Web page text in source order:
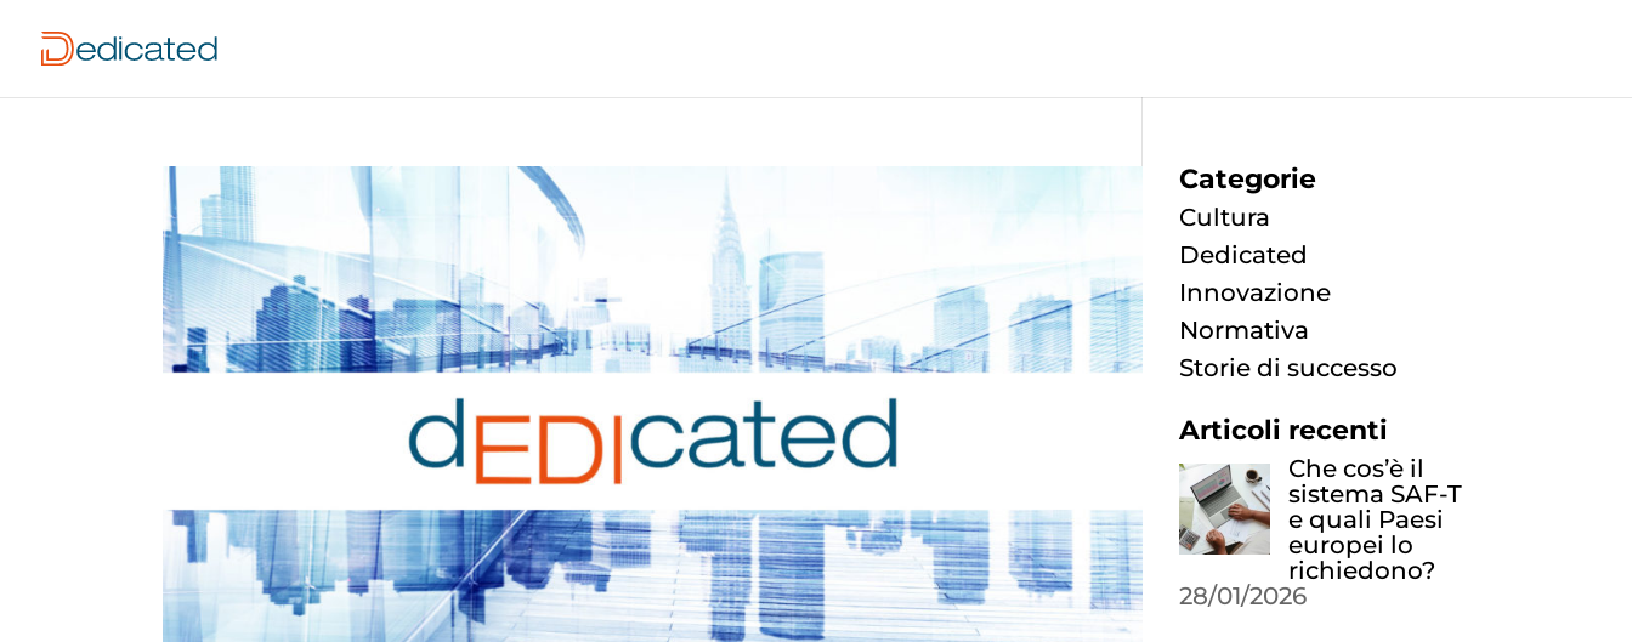
Categorie
Cultura
Dedicated
Innovazione
Normativa
Storie di successo
Articoli recenti
Che cos’è il
sistema SAF-T
e quali Paesi
europei lo
richiedono?
28/01/2026